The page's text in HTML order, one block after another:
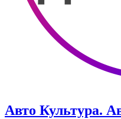
Авто Культура.